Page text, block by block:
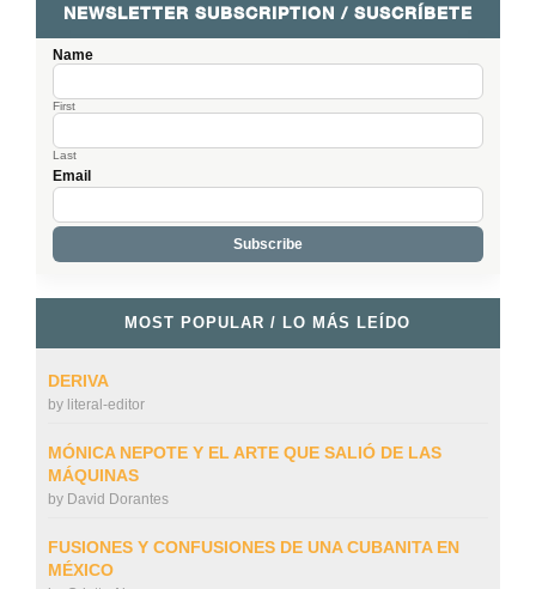
NEWSLETTER SUBSCRIPTION / SUSCRÍBETE
Name
First
Last
Email
MOST POPULAR / LO MÁS LEÍDO
DERIVA
by literal-editor
MÓNICA NEPOTE Y EL ARTE QUE SALIÓ DE LAS
MÁQUINAS
by David Dorantes
FUSIONES Y CONFUSIONES DE UNA CUBANITA EN
MÉXICO